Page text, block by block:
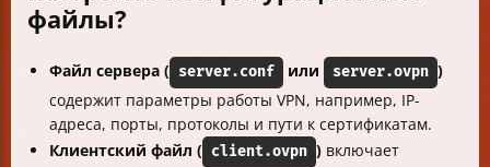
файлы?
Файл сервера ( server.conf или server.ovpn )
содержит параметры работы VPN, например, IP-
адреса, порты, протоколы и пути к сертификатам.
Клиентский файл (
client.ovpn ) включает